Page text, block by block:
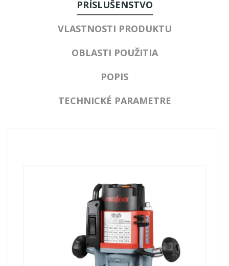
PRÍSLUŠENSTVO
VLASTNOSTI PRODUKTU
OBLASTI POUŽITIA
POPIS
TECHNICKÉ PARAMETRE